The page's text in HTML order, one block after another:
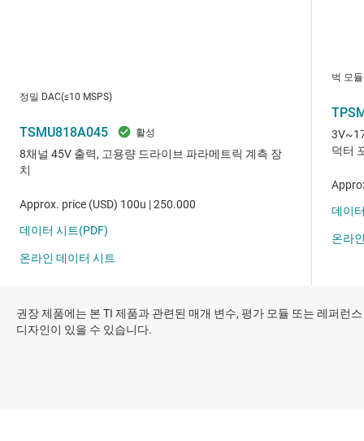
권장 제품에는 본 TI 제품과 관련된 매개 변수, 평가 모듈 또는 레퍼런스
디자인이 있을 수 있습니다.